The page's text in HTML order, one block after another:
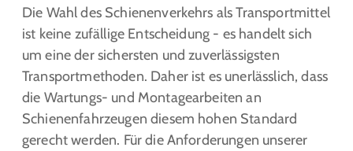
Die Wahl des Schienenverkehrs als Transportmittel
ist keine zufällige Entscheidung - es handelt sich
um eine der sichersten und zuverlässigsten
Transportmethoden. Daher ist es unerlässlich, dass
die Wartungs- und Montagearbeiten an
Schienenfahrzeugen diesem hohen Standard
gerecht werden. Für die Anforderungen unserer